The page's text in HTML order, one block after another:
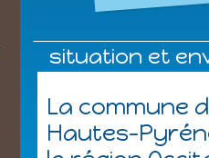
situation et
La commune
Hautes-